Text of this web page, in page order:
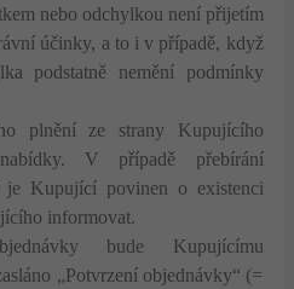
nebo odchylkou není přijetím
účinky, a to i v případě, když
podstatně nemění podmínky
plnění ze strany Kupujícího
V případě přebírání
je Kupující povinen o existenci
informovat.
bude Kupujícímu
„Potvrzení objednávky“ (=